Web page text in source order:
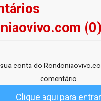
(0)
conta do
comentário
Clique aqui para entrar